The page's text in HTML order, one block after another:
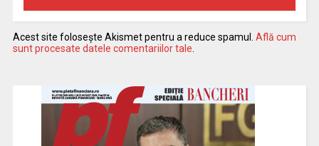
Acest site folosește Akismet pentru a reduce spamul. Află cum
sunt procesate datele comentariilor tale